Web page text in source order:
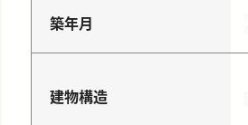
築年月
建物構造